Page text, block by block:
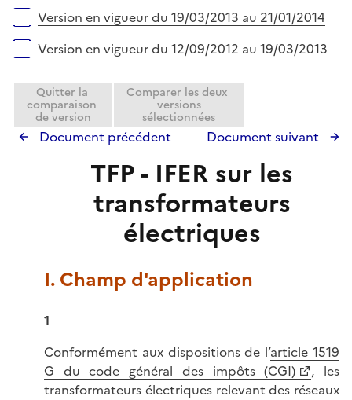
Version en vigueur du 19/03/2013 au 21/01/2014
Version en vigueur du 12/09/2012 au 19/03/2013
Quitter la
comparaison
de version
Comparer les deux
versions
sélectionnées
Document précédent Document suivant
TFP - IFER sur les
transformateurs
électriques
I. Champ d'application
1
Conformément aux dispositions de l’article 1519
G du code général des impôts (CGI)
, les
transformateurs électriques relevant des réseaux